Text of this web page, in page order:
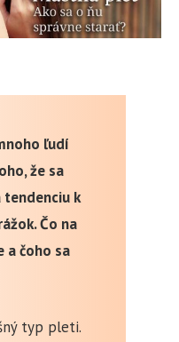
ľudí
že sa
tendenciu k
Čo na
a čoho sa
typ pleti.